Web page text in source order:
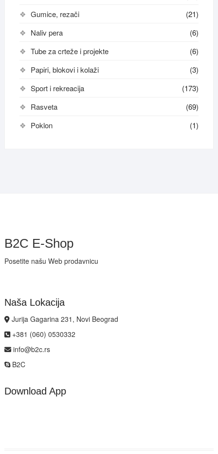
Gumice, rezači
(21)
Naliv pera
(6)
Tube za crteže i projekte
(6)
Papiri, blokovi i kolaži
(3)
Sport i rekreacija
(173)
Rasveta
(69)
Poklon
(1)
B2C E-Shop
Posetite našu Web prodavnicu
Naša Lokacija
Jurija Gagarina 231, Novi Beograd
+381 (060) 0530332
info@b2c.rs
B2C
Download App